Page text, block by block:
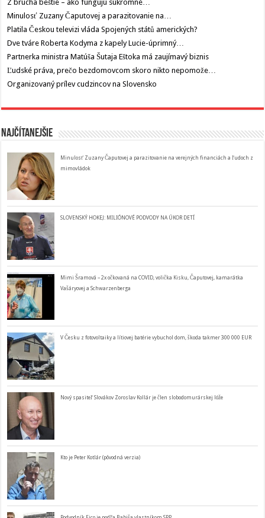
Z brucha beštie – ako fungujú súkromné…
Minulosť Zuzany Čaputovej a parazitovanie na…
Platila Českou televizi vláda Spojených států amerických?
Dve tváre Roberta Kodyma z kapely Lucie-úprimný…
Partnerka ministra Matúša Šutaja Eštoka má zaujímavý biznis
Ľudské práva, prečo bezdomovcom skoro nikto nepomože…
Organizovaný prílev cudzincov na Slovensko
Najčítanejšie
Minulosť Zuzany Čaputovej a parazitovanie na verejných financiách a ľudoch z
mimovládok
SLOVENSKÝ HOKEJ: MILIÓNOVÉ PODVODY NA ÚKOR DETÍ
Mimi Šramová – 2x očkovaná na COVID, volička Kisku, Čaputovej, kamarátka
Vašáryovej a Schwarzenberga
V Česku z fotovoltaiky a lítiovej batérie vybuchol dom, škoda takmer 300 000 EUR
Nový spasiteľ Slovákov Zoroslav Kollár je člen slobodomurárskej lóže
Kto je Peter Kotlár (pôvodná verzia)